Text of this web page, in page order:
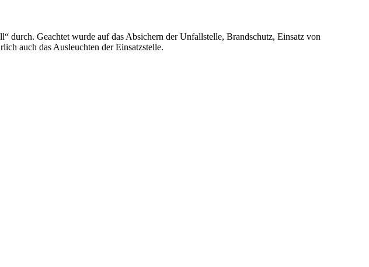
durch. Geachtet wurde auf das Absichern der Unfallstelle, Brandschutz, Einsatz von
auch das Ausleuchten der Einsatzstelle.